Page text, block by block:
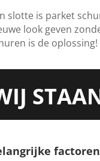
slotte is parket
look geven
is de oplossing!